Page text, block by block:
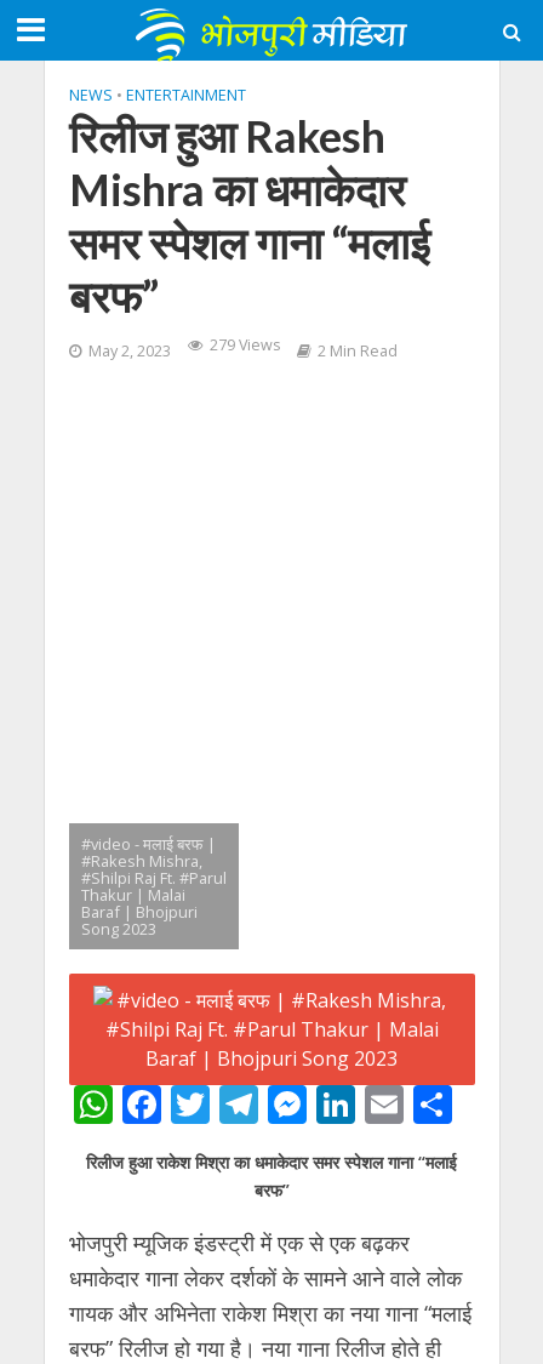
NEWS • ENTERTAINMENT
रिलीज हुआ Rakesh
Mishra का धमाकेदार
समर स्पेशल गाना “मलाई
बरफ”
May 2, 2023 279 Views 2 Min Read
#video - मलाई बरफ |
#Rakesh Mishra,
#Shilpi Raj Ft. #Parul
Thakur | Malai
Baraf | Bhojpuri
Song 2023
W
h
at
s
A
p
p
F
ac
e
b
o
o
k
T
w
itt
er
T
el
e
gr
a
m
M
e
ss
e
n
g
er
Li
n
k
dI
n
E
m
ai
S
h
ar
रिलीज हुआ राकेश मिश्रा का धमाकेदार समर स्पेशल गाना “मलाई
बरफ”
भोजपुरी म्यूजिक इंडस्ट्री में एक से एक बढ़कर
धमाकेदार गाना लेकर दर्शकों के सामने आने वाले लोक
गायक और अभिनेता राकेश मिश्रा का नया गाना “मलाई
बरफ” रिलीज हो गया है। नया गाना रिलीज होते ही